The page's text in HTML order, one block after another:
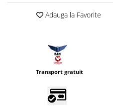
Ring-Flash Adaptor
Bracket-uri si suporti
Huse protectie blitz extern
Huse protectie filtre gel
Adauga la Favorite
Transport gratuit